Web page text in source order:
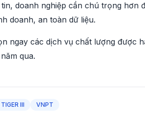
doanh nghiệp cần chú trọng hơn
doanh, an toàn dữ liệu.
ngay các dịch vụ chất lượng được
qua.
III VNPT